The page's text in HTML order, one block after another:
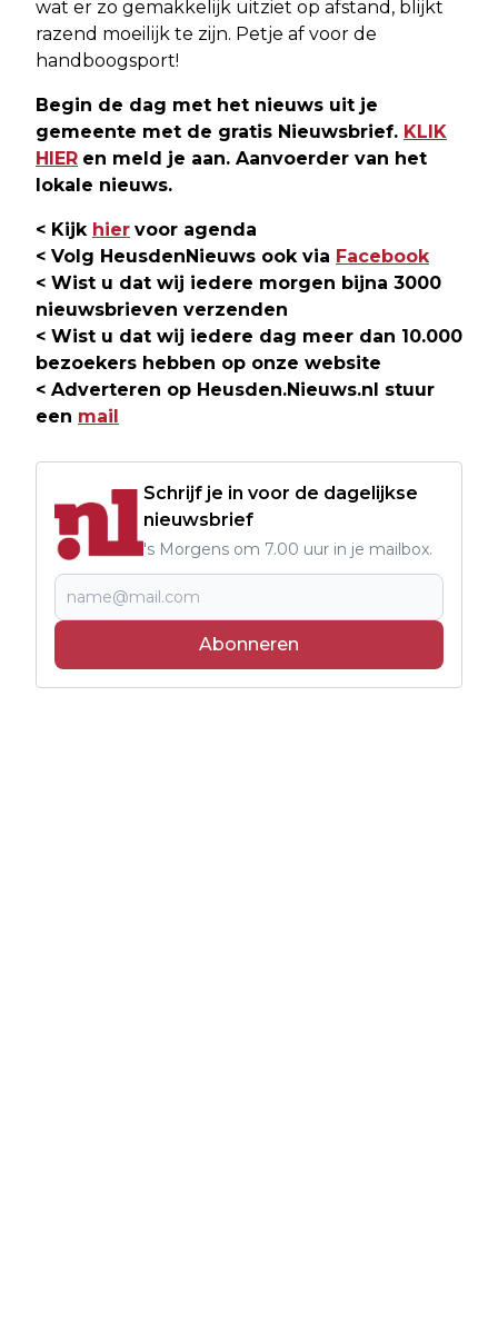
wat er zo gemakkelijk uitziet op afstand, blijkt
razend moeilijk te zijn. Petje af voor de
handboogsport!
Begin de dag met het nieuws uit je
gemeente met de gratis Nieuwsbrief. KLIK
HIER en meld je aan. Aanvoerder van het
lokale nieuws.
< Kijk hier voor agenda
< Volg HeusdenNieuws ook via Facebook
< Wist u dat wij iedere morgen bijna 3000
nieuwsbrieven verzenden
< Wist u dat wij iedere dag meer dan 10.000
bezoekers hebben op onze website
< Adverteren op Heusden.Nieuws.nl stuur
een mail
Schrijf je in voor de dagelijkse
nieuwsbrief
's Morgens om 7.00 uur in je mailbox.
Abonneren